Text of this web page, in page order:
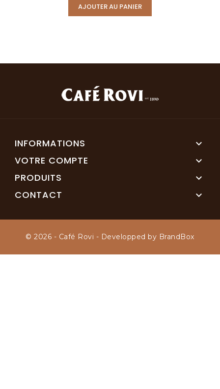
AJOUTER AU PANIER
INFORMATIONS 
VOTRE COMPTE 
PRODUITS 
CONTACT 
© 2026 - Café Rovi - Developped by BrandBox